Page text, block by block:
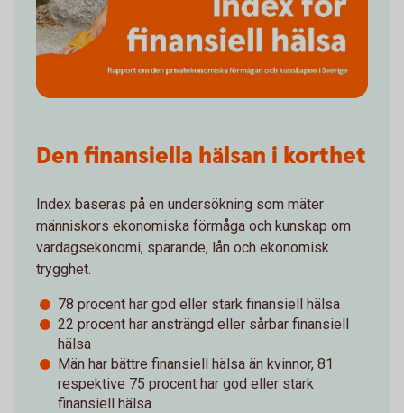
Den finansiella hälsan i korthet
Index baseras på en undersökning som mäter
människors ekonomiska förmåga och kunskap om
vardagsekonomi, sparande, lån och ekonomisk
trygghet.
78 procent har god eller stark finansiell hälsa
22 procent har ansträngd eller sårbar finansiell
hälsa
Män har bättre finansiell hälsa än kvinnor, 81
respektive 75 procent har god eller stark
finansiell hälsa